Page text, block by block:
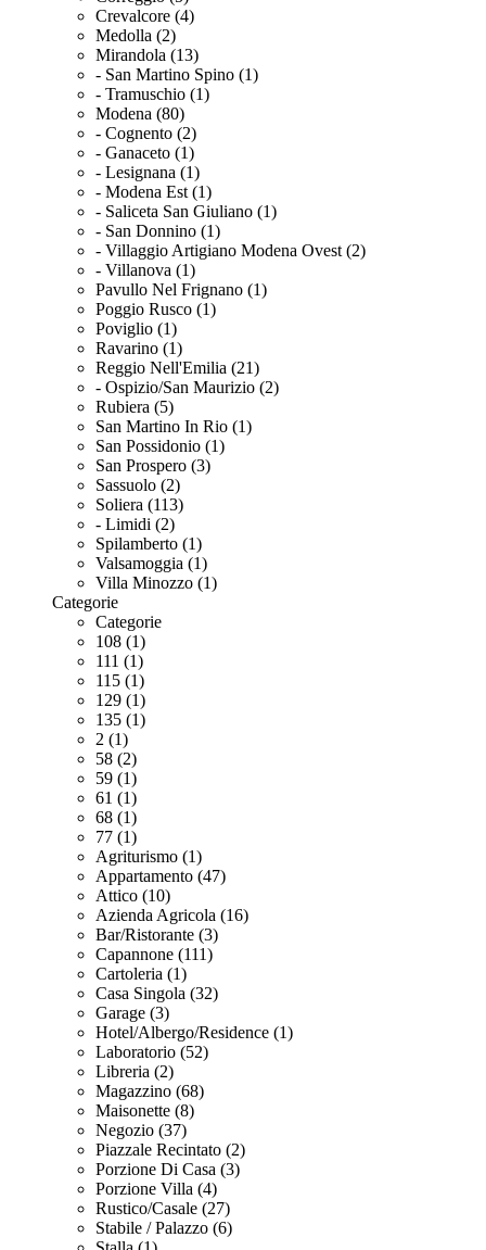
Crevalcore (4)
Medolla (2)
Mirandola (13)
- San Martino Spino (1)
- Tramuschio (1)
Modena (80)
- Cognento (2)
- Ganaceto (1)
- Lesignana (1)
- Modena Est (1)
- Saliceta San Giuliano (1)
- San Donnino (1)
- Villaggio Artigiano Modena Ovest (2)
- Villanova (1)
Pavullo Nel Frignano (1)
Poggio Rusco (1)
Poviglio (1)
Ravarino (1)
Reggio Nell'Emilia (21)
- Ospizio/San Maurizio (2)
Rubiera (5)
San Martino In Rio (1)
San Possidonio (1)
San Prospero (3)
Sassuolo (2)
Soliera (113)
- Limidi (2)
Spilamberto (1)
Valsamoggia (1)
Villa Minozzo (1)
Categorie
Categorie
108 (1)
111 (1)
115 (1)
129 (1)
135 (1)
2 (1)
58 (2)
59 (1)
61 (1)
68 (1)
77 (1)
Agriturismo (1)
Appartamento (47)
Attico (10)
Azienda Agricola (16)
Bar/Ristorante (3)
Capannone (111)
Cartoleria (1)
Casa Singola (32)
Garage (3)
Hotel/Albergo/Residence (1)
Laboratorio (52)
Libreria (2)
Magazzino (68)
Maisonette (8)
Negozio (37)
Piazzale Recintato (2)
Porzione Di Casa (3)
Porzione Villa (4)
Rustico/Casale (27)
Stabile / Palazzo (6)